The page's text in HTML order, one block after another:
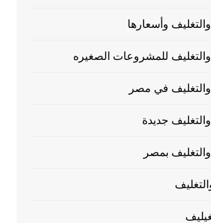
وأسعارها
والتغليف للمشروعات الصغيره
والتغليف في مصر
جديدة
والتغليف بمصر